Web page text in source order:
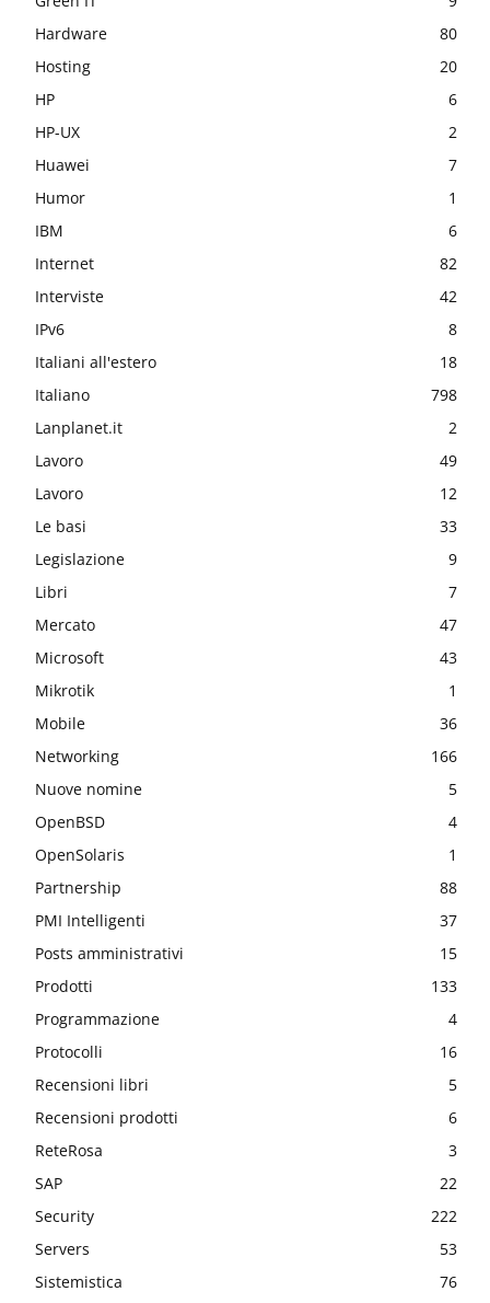
Hardware
80
Hosting
20
HP
6
HP-UX
2
Huawei
7
Humor
1
IBM
6
Internet
82
Interviste
42
IPv6
8
Italiani all'estero
18
Italiano
798
Lanplanet.it
2
Lavoro
49
Lavoro
12
Le basi
33
Legislazione
9
Libri
7
Mercato
47
Microsoft
43
Mikrotik
1
Mobile
36
Networking
166
Nuove nomine
5
OpenBSD
4
OpenSolaris
1
Partnership
88
PMI Intelligenti
37
Posts amministrativi
15
Prodotti
133
Programmazione
4
Protocolli
16
Recensioni libri
5
Recensioni prodotti
6
ReteRosa
3
SAP
22
Security
222
Servers
53
Sistemistica
76